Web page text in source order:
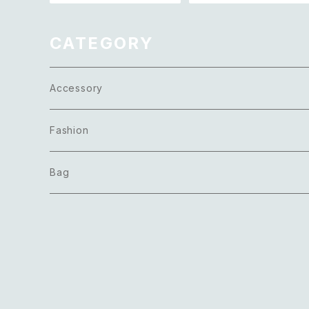
ット
リング
CATEGORY
Accessory
Necklace
Pierce
Fashion
Tops
Bag